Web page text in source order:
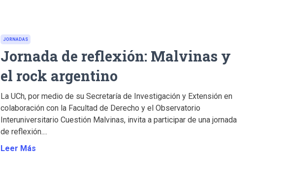
JORNADAS
Jornada de reflexión: Malvinas y
el rock argentino
La UCh, por medio de su Secretaría de Investigación y Extensión en
colaboración con la Facultad de Derecho y el Observatorio
Interuniversitario Cuestión Malvinas, invita a participar de una jornada
de reflexión....
Leer Más